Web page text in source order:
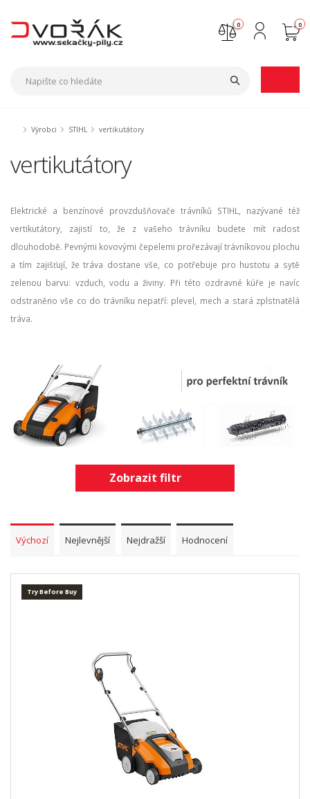
0
0
Výrobci STIHL vertikutátory
vertikutátory
Elektrické a benzínové provzdušňovače trávníků STIHL, nazývané též
vertikutátory, zajistí to, že z vašeho trávníku budete mít radost
dlouhodobě. Pevnými kovovými čepelemi prořezávají trávníkovou plochu
a tím zajišťují, že tráva dostane vše, co potřebuje pro hustotu a sytě
zelenou barvu: vzduch, vodu a živiny. Při této ozdravné kúře je navíc
odstraněno vše co do trávníku nepatří: plevel, mech a stará zplstnatělá
tráva.
Zobrazit filtr
Výchozí Nejlevnější Nejdražší Hodnocení
Try Before Buy